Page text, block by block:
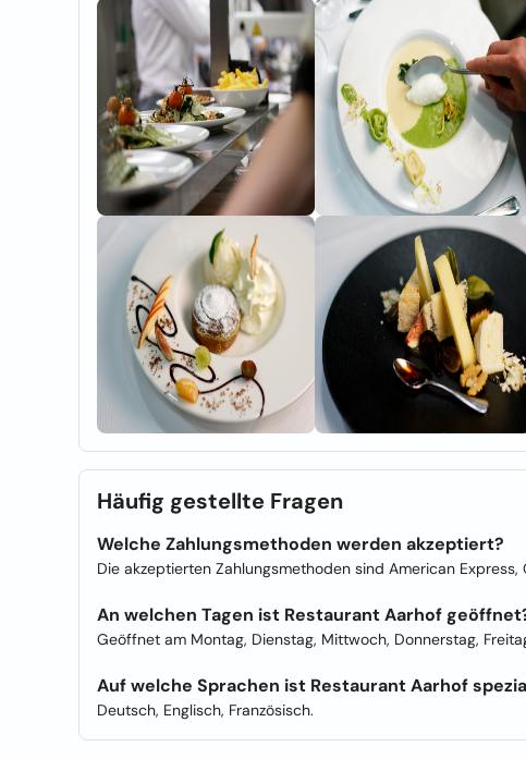
Häufig gestellte Fragen
Welche Zahlungsmethoden werden akzeptiert?
Die akzeptierten Zahlungsmethoden sind American
An welchen Tagen ist Restaurant Aarhof
Geöffnet am Montag, Dienstag, Mittwoch, Donnerstag,
Auf welche Sprachen ist Restaurant Aarhof
Deutsch, Englisch, Französisch.